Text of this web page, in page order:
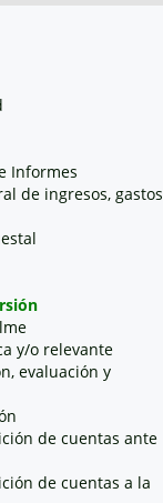
Informes
de ingresos, gastos
y/o relevante
evaluación y
de cuentas ante
de cuentas a la